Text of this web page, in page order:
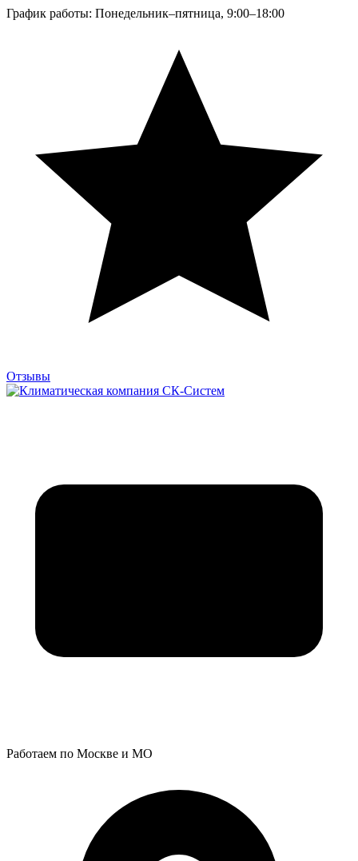
График работы: Понедельник–пятница, 9:00–18:00
Отзывы
Работаем по Москве и МО